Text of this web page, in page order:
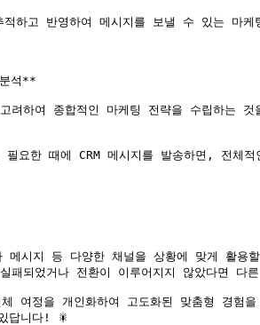
하고 반영하여 메시지를 보낼 수 있는 마
석**
려하여 종합적인 마케팅 전략을 수립하는
요한 때에 CRM 메시지를 발송하면, 전체
시지 등 다양한 채널을 상황에 맞게 활용
되었거나 전환이 이루어지지 않았다면 다
여정을 개인화하여 고도화된 맞춤형 경
답니다! 🎇